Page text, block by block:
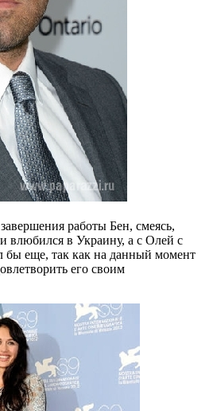
работы Бен, смеясь,
влюбился в Украину, а с Олей с
бы еще, так как на данный момент
его своим